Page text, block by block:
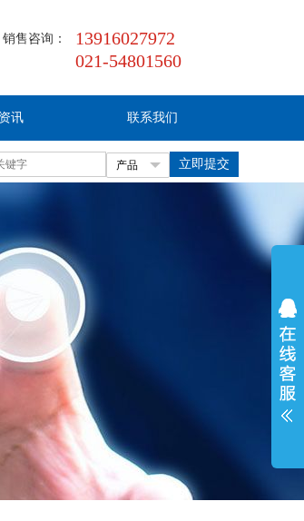
13916027972
021-54801560
讯 联系我们
立即提交